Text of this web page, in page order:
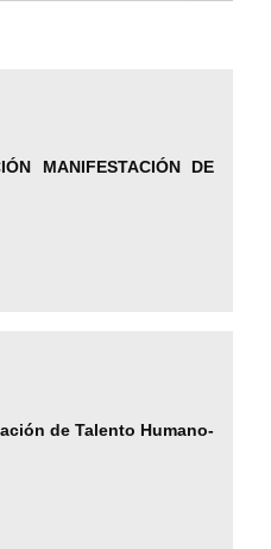
MANIFESTACIÓN DE
de Talento Humano-